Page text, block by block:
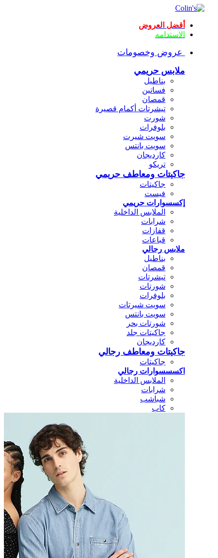
أقضل العروض
الاستدامه
عروض وخصومات
ملابس حريمي
بناطيل
فساتين
قمصان
تيشرتات أكمام قصيرة
شورت
بلوفرات
سويت شيرت
سويت بانتس
كارديجان
تريكو
جاكيتات ومعاطف حريمي
جاكيتات
فيست
إكسسوارات حريمي
الملابس الداخلية
شرابات
قفازات
قباعات
ملابس رجالي
بناطيل
قمصان
تيشرتات
شورتات
بلوفرات
سويت شيرتات
سويت بانتس
شورتات بحر
جاكيتات جلد
كارديجان
جاكيتات ومعاطف رجالي
جاكيتات
اكسسسوارات رجالي
الملابس الداخلية
شرابات
شباشب
كاب